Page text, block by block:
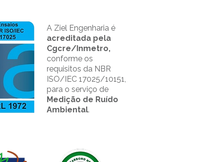
A Ziel Engenharia é
acreditada pela
Cgcre/Inmetro,
conforme os
requisitos da NBR
ISO/IEC 17025/10151,
para o serviço de
Medição de Ruído
Ambiental.